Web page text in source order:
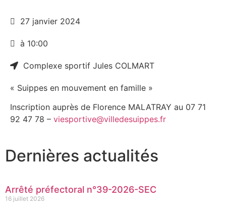
« Suippes en mouvement en famille »
Inscription auprès de Florence MALATRAY au 07 71
92 47 78 – viesportive@villedesuippes.fr
27 janvier 2024
à 10:00
Complexe sportif Jules COLMART
Dernières actualités
Arrêté préfectoral n°39-2026-SEC
16 juillet 2026